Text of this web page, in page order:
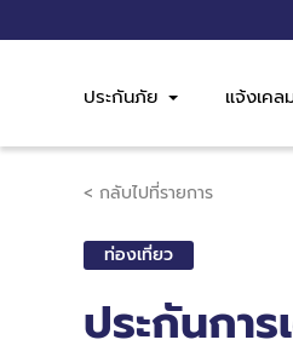
ประกันภัย แจ้งเคล
< กลับไปที่รายการ
ท่องเที่ยว
ประกันกา